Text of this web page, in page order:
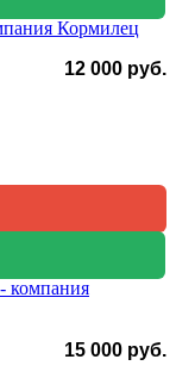
12 000 руб.
15 000 руб.